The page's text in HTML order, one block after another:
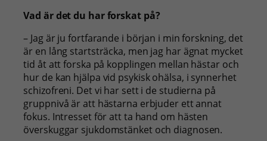
Vad är det du har forskat på?
– Jag är ju fortfarande i början i min forskning, det
är en lång startsträcka, men jag har ägnat mycket
tid åt att forska på kopplingen mellan hästar och
hur de kan hjälpa vid psykisk ohälsa, i synnerhet
schizofreni. Det vi har sett i de studierna på
gruppnivå är att hästarna erbjuder ett annat
fokus. Intresset för att ta hand om hästen
överskuggar sjukdomstänket och diagnosen.